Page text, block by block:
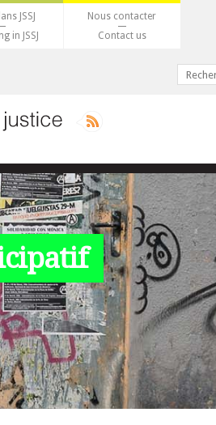
JSSJ
in JSSJ
Nous contacter
Contact us